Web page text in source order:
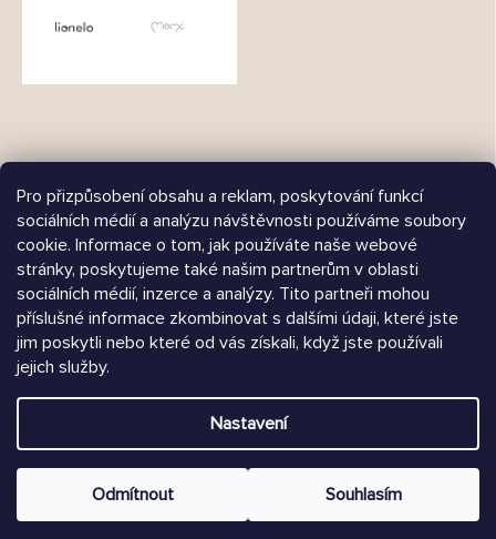
Pro přizpůsobení obsahu a reklam, poskytování funkcí
sociálních médií a analýzu návštěvnosti používáme soubory
cookie. Informace o tom, jak používáte naše webové
stránky, poskytujeme také našim partnerům v oblasti
sociálních médií, inzerce a analýzy. Tito partneři mohou
příslušné informace zkombinovat s dalšími údaji, které jste
jim poskytli nebo které od vás získali, když jste používali
jejich služby.
Nastavení
Odmítnout Souhlasím
Heureka.sk
Árukereső.hu
Vytvořil Shoptet
Copyright 2026Chrústiček.cz. Všechna práva vyhrazena.
Upravit nastavení cookies